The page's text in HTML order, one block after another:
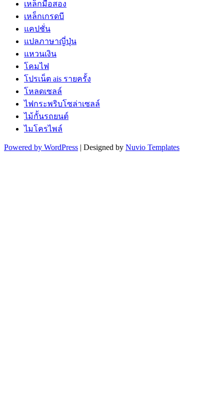
เหล็กมือสอง
เหล็กเกรดบี
แคปชั่น
แปลภาษาญี่ปุ่น
แหวนเงิน
โคมไฟ
โปรเน็ต ais รายครั้ง
โหลดเซลล์
ไฟกระพริบโซล่าเซลล์
ไม้กั้นรถยนต์
ไมโครไพล์
Powered by WordPress | Designed by Nuvio Templates